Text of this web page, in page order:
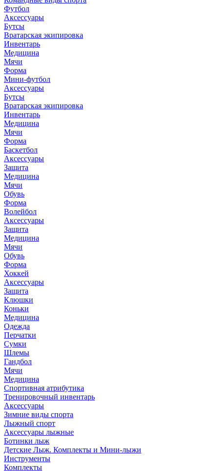
Футбол
Аксессуары
Бутсы
Вратарская экипировка
Инвентарь
Медицина
Мячи
Форма
Мини-футбол
Аксессуары
Бутсы
Вратарская экипировка
Инвентарь
Медицина
Мячи
Форма
Баскетбол
Аксессуары
Защита
Медицина
Мячи
Обувь
Форма
Волейбол
Аксессуары
Защита
Медицина
Мячи
Обувь
Форма
Хоккей
Аксессуары
Защита
Клюшки
Коньки
Медицина
Одежда
Перчатки
Сумки
Шлемы
Гандбол
Мячи
Медицина
Спортивная атрибутика
Тренировочный инвентарь
Аксессуары
Зимние виды спорта
Лыжный спорт
Аксессуары лыжные
Ботинки лыж
Детские Лыж. Комплекты и Мини-лыжи
Инструменты
Комплекты